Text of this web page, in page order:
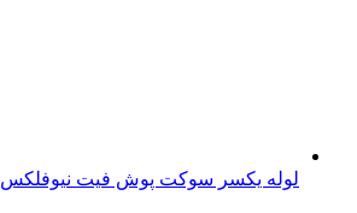
لوله یکسر سوکت پوش فیت نیوفلکس BD